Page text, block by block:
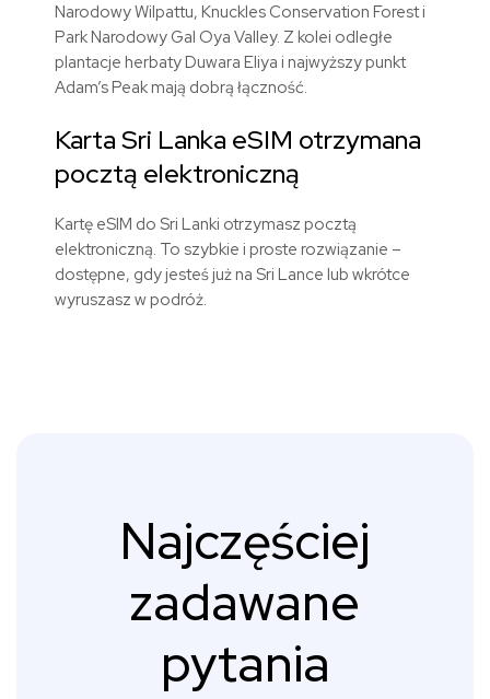
Narodowy Wilpattu, Knuckles Conservation Forest i
Park Narodowy Gal Oya Valley. Z kolei odległe
plantacje herbaty Duwara Eliya i najwyższy punkt
Adam’s Peak mają dobrą łączność.
Karta Sri Lanka eSIM otrzymana
pocztą elektroniczną
Kartę eSIM do Sri Lanki otrzymasz pocztą
elektroniczną. To szybkie i proste rozwiązanie –
dostępne, gdy jesteś już na Sri Lance lub wkrótce
wyruszasz w podróż.
Najczęściej
zadawane
pytania